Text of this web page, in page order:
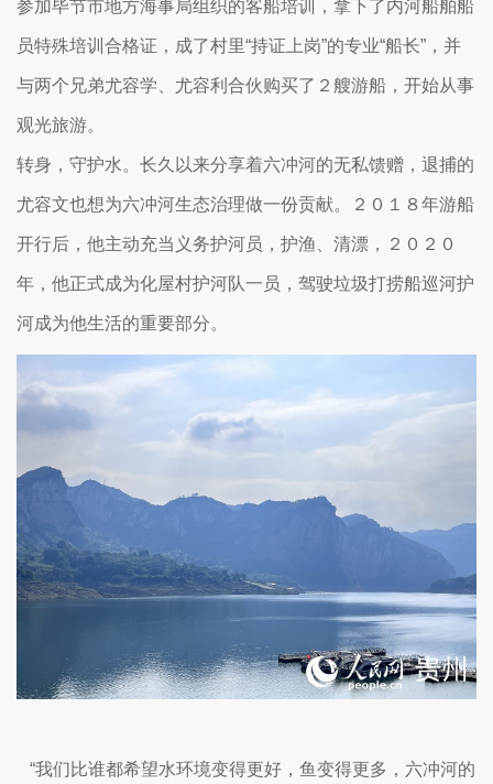
参加毕节市地方海事局组织的客船培训，拿下了内河船舶船
员特殊培训合格证，成了村里“持证上岗”的专业“船长”，并
与两个兄弟尤容学、尤容利合伙购买了２艘游船，开始从事
观光旅游。
转身，守护水。长久以来分享着六冲河的无私馈赠，退捕的
尤容文也想为六冲河生态治理做一份贡献。２０１８年游船
开行后，他主动充当义务护河员，护渔、清漂，２０２０
年，他正式成为化屋村护河队一员，驾驶垃圾打捞船巡河护
河成为他生活的重要部分。
“我们比谁都希望水环境变得更好，鱼变得更多，六冲河的